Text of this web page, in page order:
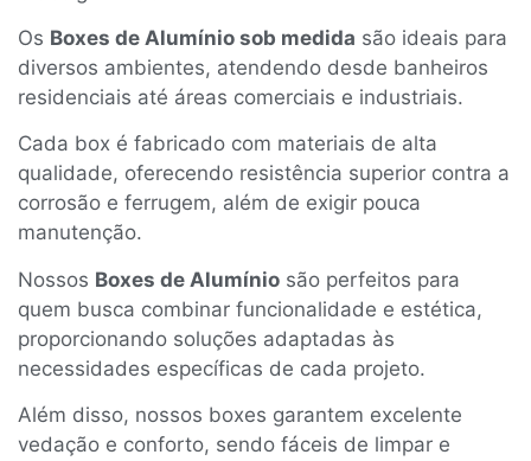
Os Boxes de Alumínio sob medida são ideais para
diversos ambientes, atendendo desde banheiros
residenciais até áreas comerciais e industriais.
Cada box é fabricado com materiais de alta
qualidade, oferecendo resistência superior contra a
corrosão e ferrugem, além de exigir pouca
manutenção.
Nossos Boxes de Alumínio são perfeitos para
quem busca combinar funcionalidade e estética,
proporcionando soluções adaptadas às
necessidades específicas de cada projeto.
Além disso, nossos boxes garantem excelente
vedação e conforto, sendo fáceis de limpar e